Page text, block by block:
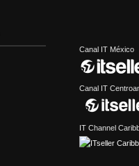
Canal IT México
Canal IT
IT Channel